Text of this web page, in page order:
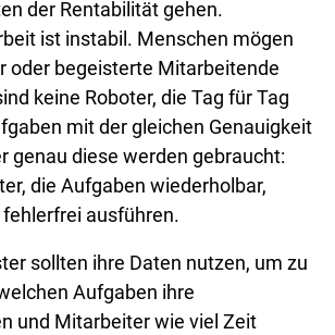
der Rentabilität gehen.
ist instabil. Menschen mögen
oder begeisterte Mitarbeitende
keine Roboter, die Tag für Tag
mit der gleichen Genauigkeit
genau diese werden gebraucht:
die Aufgaben wiederholbar,
ausführen.
sollten ihre Daten nutzen, um zu
Aufgaben ihre
und Mitarbeiter wie viel Zeit